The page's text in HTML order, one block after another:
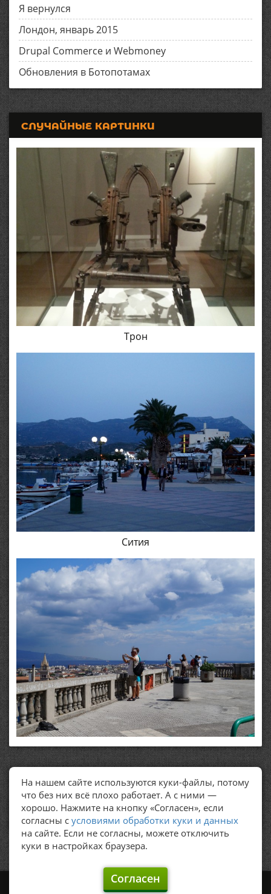
Я вернулся
Лондон, январь 2015
Drupal Commerce и Webmoney
Обновления в Ботопотамах
СЛУЧАЙНЫЕ КАРТИНКИ
Трон
Сития
ПОЛЕЗНЫЕ ССЫЛКИ
Политика обработки персональных данных
Graker's, 2009 – 2026.
На нашем сайте используются куки-файлы, потому
что без них всё плохо работает. А с ними —
хорошо. Нажмите на кнопку «Согласен», если
согласны с условиями обработки куки и данных
на сайте. Если не согласны, можете отключить
куки в настройках браузера.
Согласен